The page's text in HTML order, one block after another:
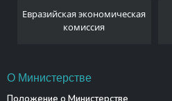
Евразийская экономическая
комиссия
О Министерстве